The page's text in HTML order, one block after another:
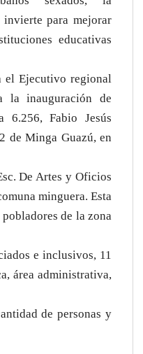
invierte para mejorar
educativas
el Ejecutivo regional
la inauguración de
6.256, Fabio Jesús
de Minga Guazú, en
De Artes y Oficios
minguera. Esta
de la zona
e inclusivos, 11
área administrativa,
de personas y